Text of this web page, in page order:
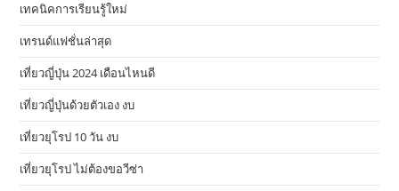
เทคนิคการเรียนรู้ใหม่
เทรนด์แฟชั่นล่าสุด
เที่ยวญี่ปุ่น 2024 เดือนไหนดี
เที่ยวญี่ปุ่นด้วยตัวเอง งบ
เที่ยวยุโรป 10 วัน งบ
เที่ยวยุโรป ไม่ต้องขอวีซ่า